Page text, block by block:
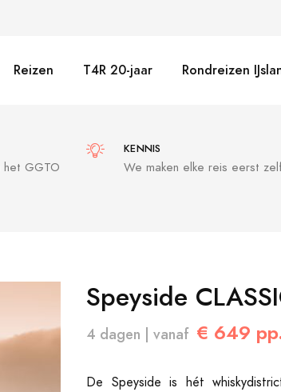
Reizen T4R 20-jaar Rondreizen
het GGTO
KENNIS
We maken elke reis eerst
Speyside
4 dagen | vanaf € 649
De Speyside is hét